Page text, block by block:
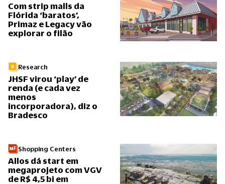
Com strip malls da
Flórida ‘baratos’,
Primaz e Legacy vão
explorar o filão
Research
JHSF virou ‘play’ de
renda (e cada vez
menos
incorporadora), diz o
Bradesco
Shopping Centers
Allos dá start em
megaprojeto com VGV
de R$ 4,5 bi em